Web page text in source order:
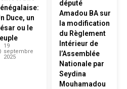
Duce, un
ou le
19
septembre
2025
député
Amadou BA sur
la modification
du Règlement
Intérieur de
l’Assemblée
Nationale par
Seydina
Mouhamadou